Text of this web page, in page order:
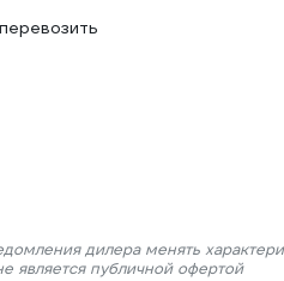
дилера менять
является публичной офертой